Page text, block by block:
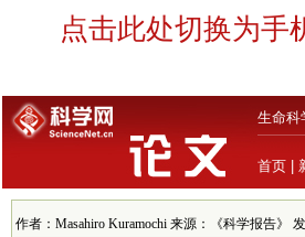
点击此处切换为手
生命科
首页
作者：Masahiro Kuramochi 来源：《科学报告》